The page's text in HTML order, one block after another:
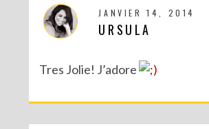
JANVIER 14, 2014
URSULA
Tres Jolie! J’adore